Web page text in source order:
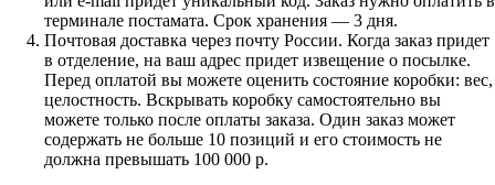
терминале постамата. Срок хранения — 3 дня.
Почтовая доставка через почту России. Когда заказ придет
в отделение, на ваш адрес придет извещение о посылке.
Перед оплатой вы можете оценить состояние коробки: вес,
целостность. Вскрывать коробку самостоятельно вы
можете только после оплаты заказа. Один заказ может
содержать не больше 10 позиций и его стоимость не
должна превышать 100 000 р.